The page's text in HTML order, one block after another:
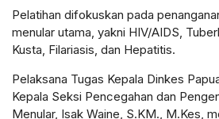
Pelatihan difokuskan pada
menular utama, yakni HIV/AIDS,
Kusta, Filariasis, dan Hepatitis.
Pelaksana Tugas Kepala Dinkes
Kepala Seksi Pencegahan dan
Menular, Isak Waine, S.KM., M.Kes,